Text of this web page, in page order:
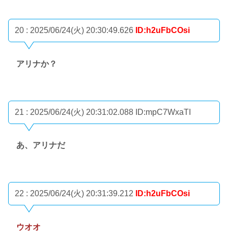
20 : 2025/06/24(火) 20:30:49.626 ID:h2uFbCOsi
アリナか？
21 : 2025/06/24(火) 20:31:02.088 ID:mpC7WxaTI
あ、アリナだ
22 : 2025/06/24(火) 20:31:39.212 ID:h2uFbCOsi
ウオオ